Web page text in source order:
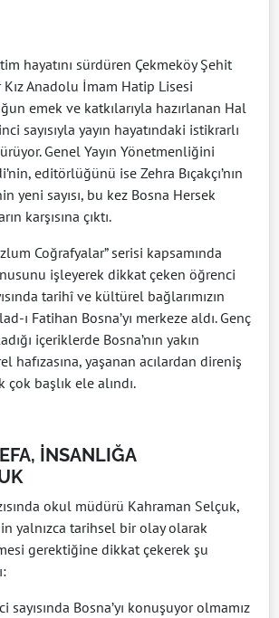
hayatını sürdüren Çekmeköy Şehit
Anadolu İmam Hatip Lisesi
emek ve katkılarıyla hazırlanan Hal
sayısıyla yayın hayatındaki istikrarlı
Genel Yayın Yönetmenliğini
editörlüğünü ise Zehra Bıçakçı’nın
yeni sayısı, bu kez Bosna Hersek
karşısına çıktı.
Coğrafyalar” serisi kapsamında
işleyerek dikkat çeken öğrenci
tarihî ve kültürel bağlarımızın
ı Fatihan Bosna’yı merkeze aldı. Genç
içeriklerde Bosna’nın yakın
hafızasına, yaşanan acılardan direniş
başlık ele alındı.
İNSANLIĞA
okul müdürü Kahraman Selçuk,
yalnızca tarihsel bir olay olarak
gerektiğine dikkat çekerek şu
sayısında Bosna’yı konuşuyor olmamız